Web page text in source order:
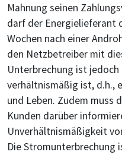
Mahnung seinen
darf der Energielieferant
Wochen nach einer
den Netzbetreiber mit
Unterbrechung ist jedoch
verhältnismäßig ist, d.h.,
und Leben. Zudem muss
Kunden darüber
Unverhältnismäßigkeit
Die Stromunterbrechung